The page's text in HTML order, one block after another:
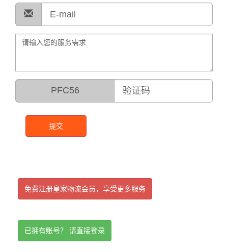
PFC56
提交
免费注册皇家物流会员，享受更多服务
已拥有账号？ 请直接登录